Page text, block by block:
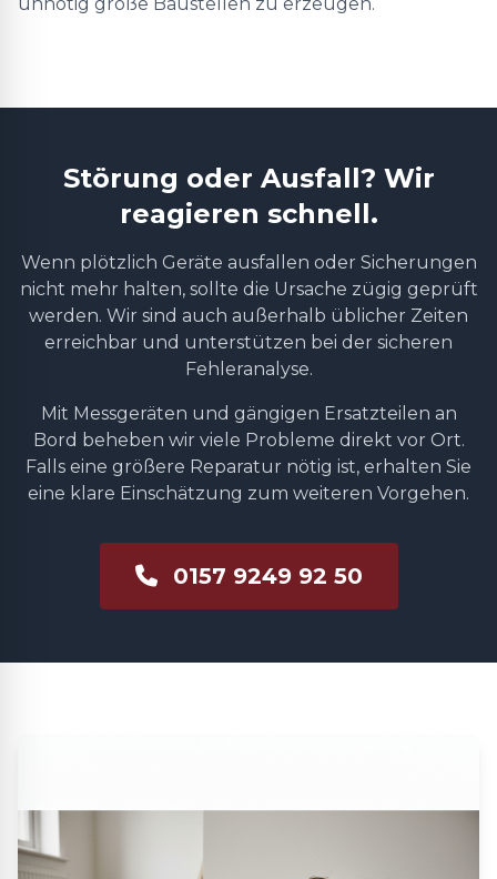
Störung oder Ausfall? Wir
reagieren schnell.
Wenn plötzlich Geräte ausfallen oder Sicherungen
nicht mehr halten, sollte die Ursache zügig geprüft
werden. Wir sind auch außerhalb üblicher Zeiten
erreichbar und unterstützen bei der sicheren
Fehleranalyse.
Mit Messgeräten und gängigen Ersatzteilen an
Bord beheben wir viele Probleme direkt vor Ort.
Falls eine größere Reparatur nötig ist, erhalten Sie
eine klare Einschätzung zum weiteren Vorgehen.
0157 9249 92 50